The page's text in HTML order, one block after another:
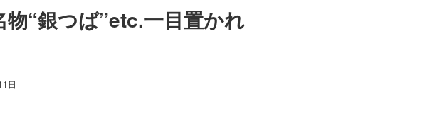
物“銀つば”etc.一目置かれ
日